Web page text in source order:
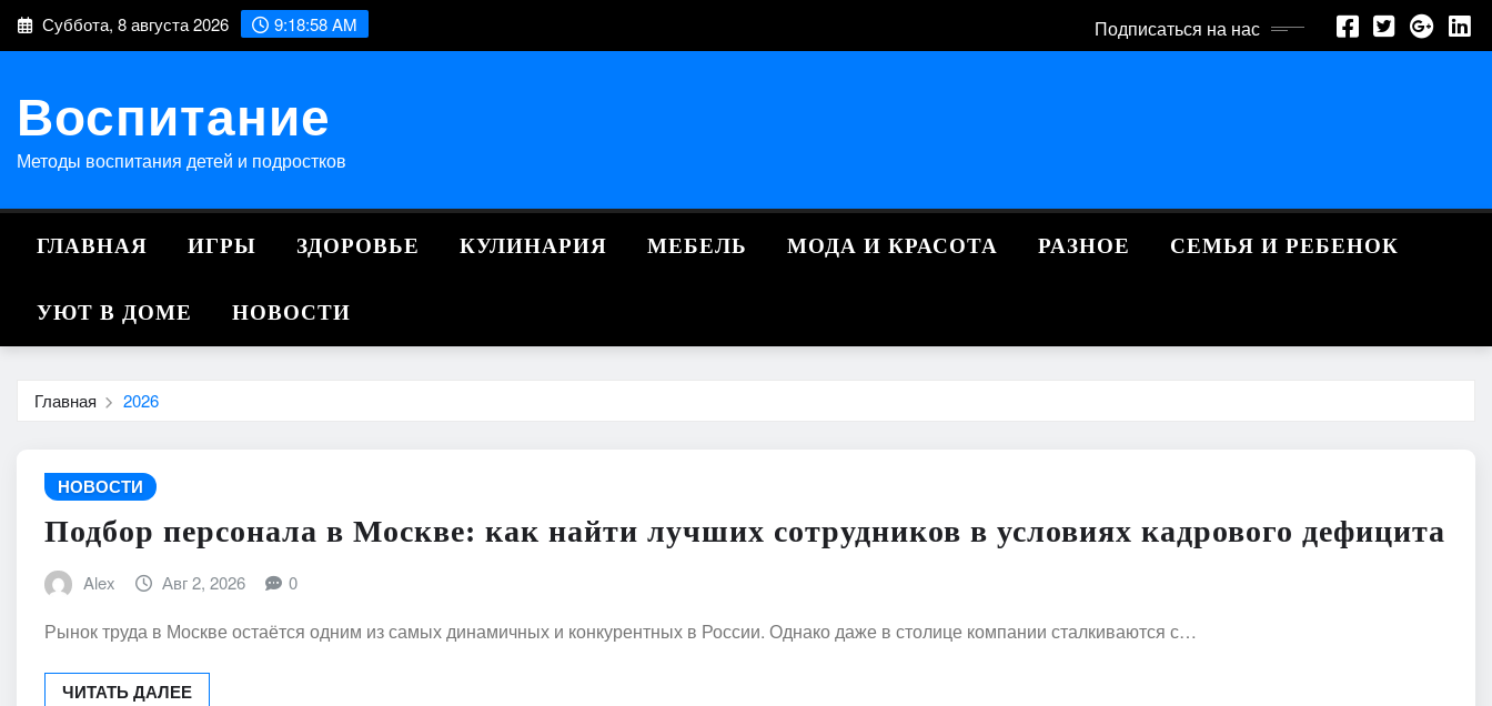
ПерейтиСуббота, 8 августа 2026 9:18:58 AM Подписаться на нас
Воспитание
Методы воспитания детей и подростков
ГЛАВНАЯ ИГРЫ ЗДОРОВЬЕ КУЛИНАРИЯ МЕБЕЛЬ МОДА И КРАСОТА РАЗНОЕ СЕМЬЯ И РЕБЕНОК
УЮТ В ДОМЕ НОВОСТИ
Главная 2026
НОВОСТИ
Подбор персонала в Москве: как найти лучших сотрудников в условиях кадрового дефицита
Alex Авг 2, 2026 0
Рынок труда в Москве остаётся одним из самых динамичных и конкурентных в России. Однако даже в столице компании сталкиваются с…
ЧИТАТЬ ДАЛЕЕ